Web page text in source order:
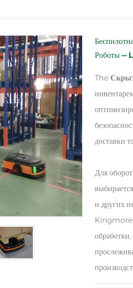
Роботы —
The
доставки
Для
и других
Kingmore